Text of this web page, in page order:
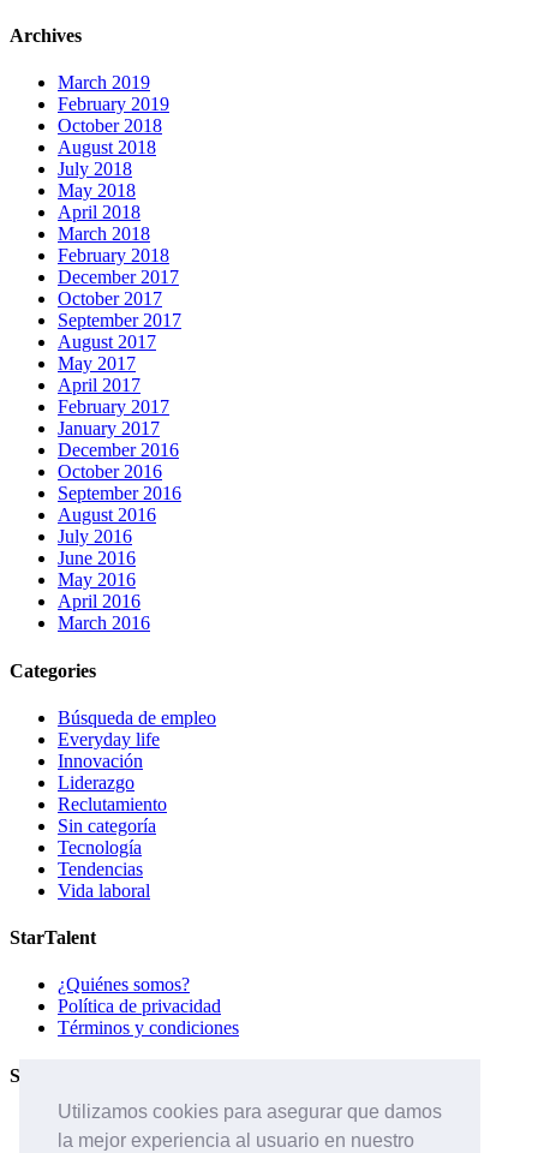
Utilizamos cookies para asegurar que damos
la mejor experiencia al usuario en nuestro
Archives
March 2019
February 2019
October 2018
August 2018
July 2018
May 2018
April 2018
March 2018
February 2018
December 2017
October 2017
September 2017
August 2017
May 2017
April 2017
February 2017
January 2017
December 2016
October 2016
September 2016
August 2016
July 2016
June 2016
May 2016
April 2016
March 2016
Categories
Búsqueda de empleo
Everyday life
Innovación
Liderazgo
Reclutamiento
Sin categoría
Tecnología
Tendencias
Vida laboral
StarTalent
¿Quiénes somos?
Política de privacidad
Términos y condiciones
Servicios
Páginas de carreras
Sistema ATS